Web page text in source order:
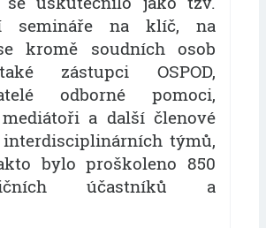
semináře na klíč, na
kromě soudních osob
zástupci OSPOD,
odborné pomoci,
a další členové
týmů,
bylo proškoleno 850
účastníků a